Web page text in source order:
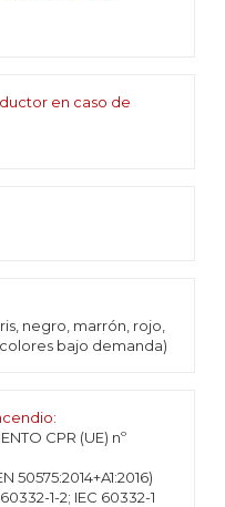
en caso de
negro, marrón, rojo,
bajo demanda)
CPR (UE) nº
50575:2014+A1:2016)
1-2; IEC 60332-1